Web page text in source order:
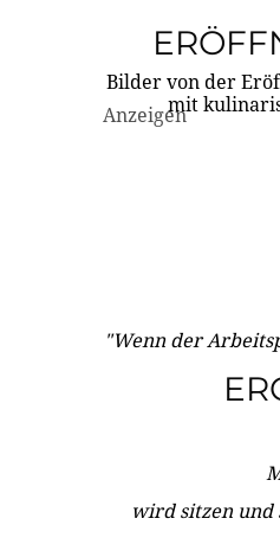
Bilder von der
mit
Anzeigen
"Wenn der
wird sitzen und